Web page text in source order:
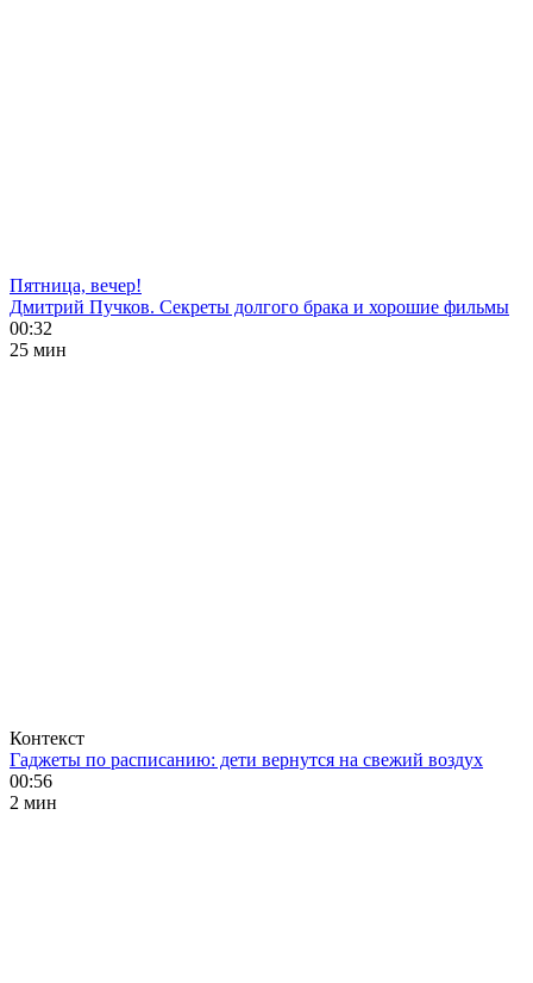
Пятница, вечер!
Дмитрий Пучков. Секреты долгого брака и хорошие фильмы
00:32
25 мин
Контекст
Гаджеты по расписанию: дети вернутся на свежий воздух
00:56
2 мин